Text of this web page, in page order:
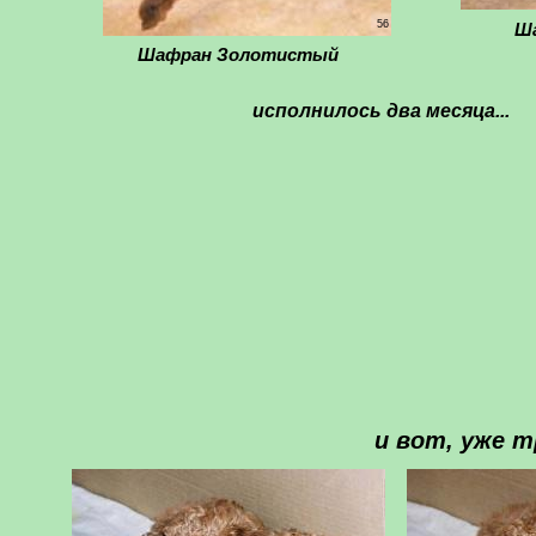
56
Шафран Золотистый
исполнилось два месяца...
и вот, уже